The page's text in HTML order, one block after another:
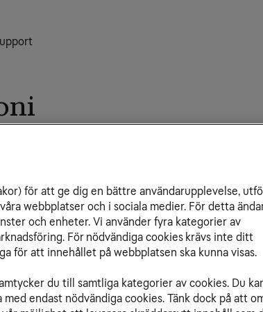
hjälper dig att snabbt komma igång
att se vilket som
att flytta ett
Denna artikel
Nummerflytt
PIN- och PUK-kod
Röstbrevlåda
Mitt Tele2
Extra data
för att ge dig en bättre användarupplevelse,
webbplatser och i sociala medier. För detta
och enheter. Vi använder fyra kategorier av
För nödvändiga cookies krävs inte ditt
för att innehållet på webbplatsen ska kunna visas.
du till samtliga kategorier av cookies. Du
endast nödvändiga cookies. Tänk dock på att